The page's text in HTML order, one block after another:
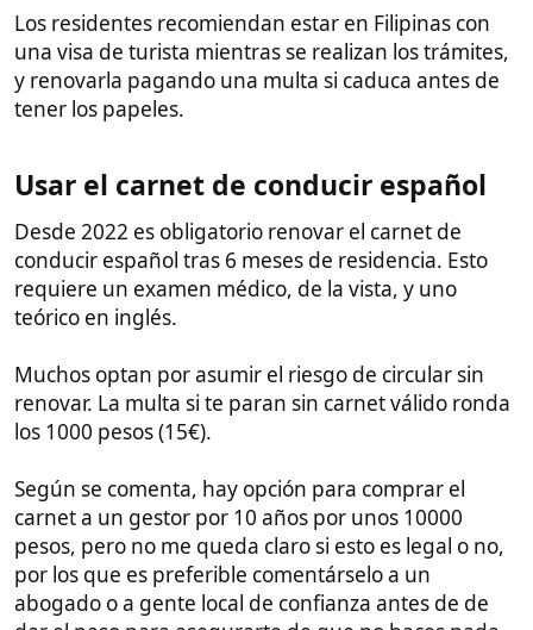
abogado o a gente local de confianza antes de de
dar el paso para asegurarte de que no haces nada
ilegal.
recomiendan no pasar de 10.000€ en efectivo en
cada viaje. Cantidades mayores requieren
declaración y pueden ser incautadas.
Una opción es fraccionar el dinero en varios envíos
Western Union de menos de 10.000€. Otra es abrir
una cuenta bancaria en Filipinas y transferir
mensualmente menos de esa cantidad.
N26 o Revolut para sacar efectivo en cajeros de
forma económica.
Enviar dinero desde Europa a
Filipinas​